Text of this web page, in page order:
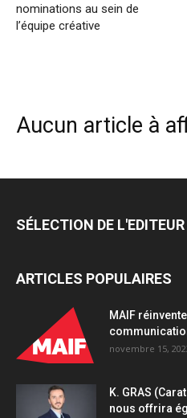
nominations au sein de
l’équipe créative
Aucun article à
SÉLECTION DE L'EDITEUR
ARTICLES POPULAIRES
MAIF
novembre 15,
K. GRAS
nous offrira